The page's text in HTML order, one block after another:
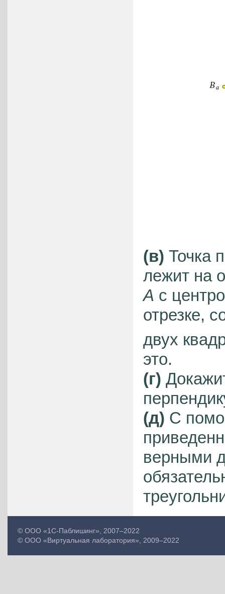
(в) Точка
лежит на
A с
отрезке,
двух
это.
(г)
(д) С
верными
© ООО «1С-Паблишинг», 2007–2022
© ООО «Виртуальная лаборатория», 2009–2022